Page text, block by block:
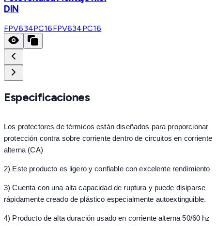
DIN
FPV634PC16FPV634PC16
Especificaciones
Los protectores de térmicos están diseñados para proporcionar
protección contra sobre corriente dentro de circuitos en corriente
alterna (CA)
2) Este producto es ligero y confiable con excelente rendimiento
3) Cuenta con una alta capacidad de ruptura y puede disiparse
rápidamente creado de plástico especialmente autoextinguible.
4) Producto de alta duración usado en corriente alterna 50/60 hz